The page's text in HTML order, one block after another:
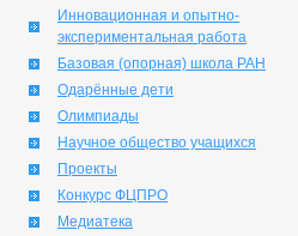
Инновационная и опытно-
экспериментальная работа
Базовая (опорная) школа РАН
Одарённые дети
Олимпиады
Научное общество учащихся
Проекты
Конкурс ФЦПРО
Медиатека